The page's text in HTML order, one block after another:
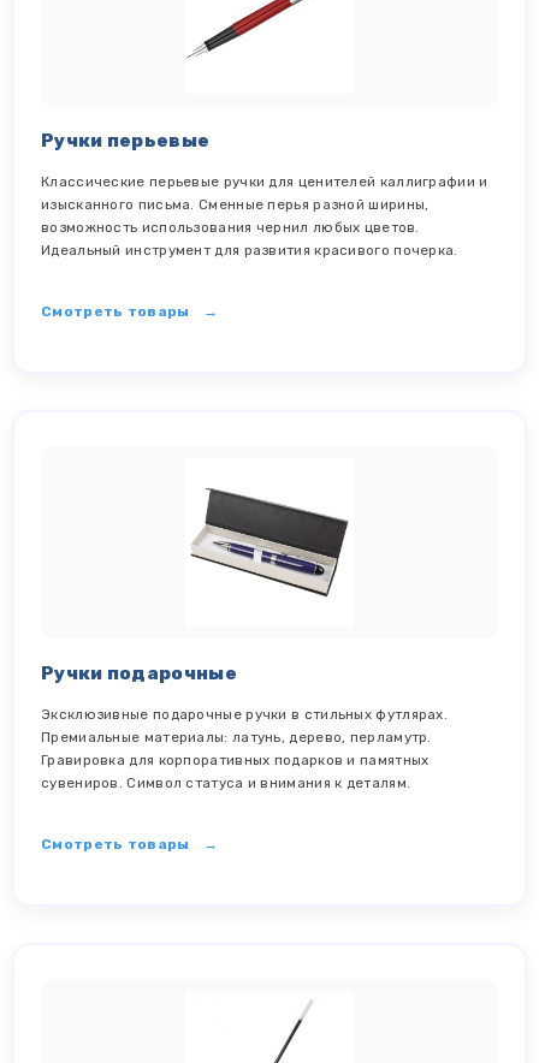
Ручки перьевые
Классические перьевые ручки для ценителей каллиграфии и
изысканного письма. Сменные перья разной ширины,
возможность использования чернил любых цветов.
Идеальный инструмент для развития красивого почерка.
Смотреть товары
Ручки подарочные
Эксклюзивные подарочные ручки в стильных футлярах.
Премиальные материалы: латунь, дерево, перламутр.
Гравировка для корпоративных подарков и памятных
сувениров. Символ статуса и внимания к деталям.
Смотреть товары